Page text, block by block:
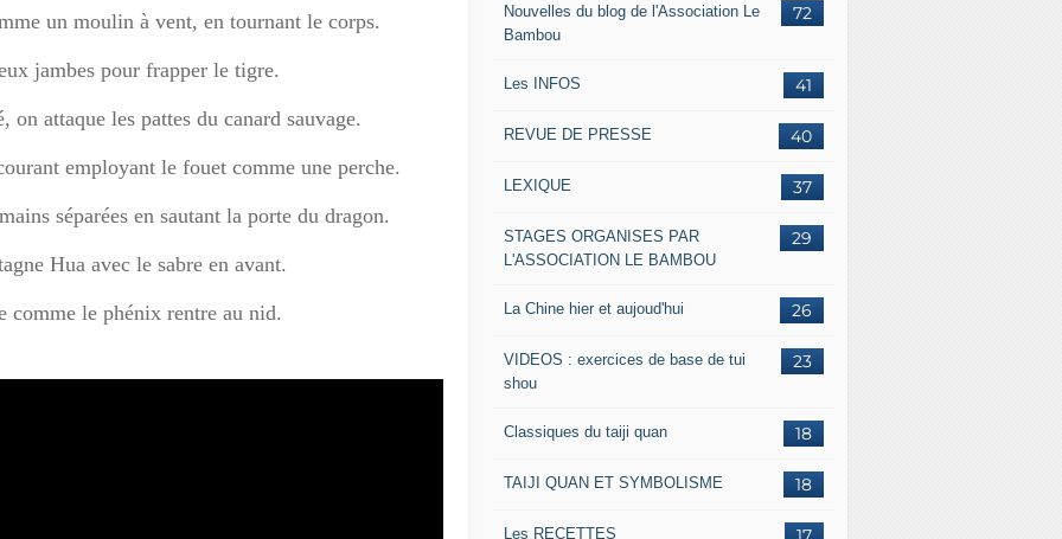
un moulin à vent, en tournant le corps.
jambes pour frapper le tigre.
on attaque les pattes du canard sauvage.
employant le fouet comme une perche.
séparées en sautant la porte du dragon.
Hua avec le sabre en avant.
comme le phénix rentre au nid.
72
Nouvelles du blog de l'Association Le
Bambou
41
Les INFOS
40
REVUE DE PRESSE
37
LEXIQUE
29
STAGES ORGANISES PAR
L'ASSOCIATION LE BAMBOU
26
La Chine hier et aujoud'hui
23
VIDEOS : exercices de base de tui
shou
18
Classiques du taiji quan
18
TAIJI QUAN ET SYMBOLISME
Les RECETTES